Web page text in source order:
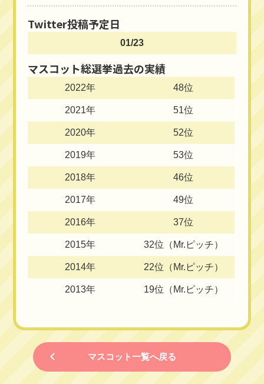
Twitter投稿予定日
01/23
マスコット総選挙過去の実績
2022年 48位
2021年 51位
2020年 52位
2019年 53位
2018年 46位
2017年 49位
2016年 37位
2015年 32位（Mr.ピッチ）
2014年 22位（Mr.ピッチ）
2013年 19位（Mr.ピッチ）
マスコット一覧へ戻る